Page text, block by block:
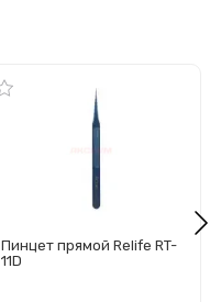
Пинцет прямой Relife RT-
11D